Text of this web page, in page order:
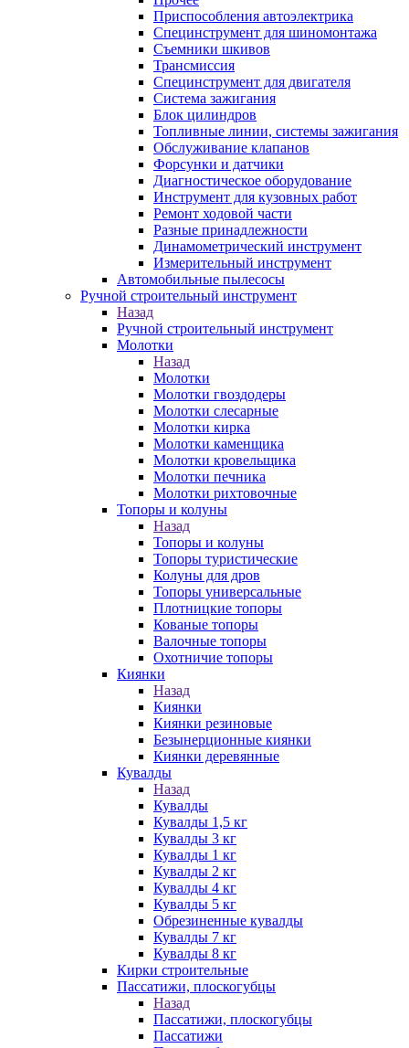
Приспособления автоэлектрика
Специнструмент для шиномонтажа
Съемники шкивов
Трансмиссия
Специнструмент для двигателя
Система зажигания
Блок цилиндров
Топливные линии, системы зажигания
Обслуживание клапанов
Форсунки и датчики
Диагностическое оборудование
Инструмент для кузовных работ
Ремонт ходовой части
Разные принадлежности
Динамометрический инструмент
Измерительный инструмент
Автомобильные пылесосы
Ручной строительный инструмент
Назад
Ручной строительный инструмент
Молотки
Назад
Молотки
Молотки гвоздодеры
Молотки слесарные
Молотки кирка
Молотки каменщика
Молотки кровельщика
Молотки печника
Молотки рихтовочные
Топоры и колуны
Назад
Топоры и колуны
Топоры туристические
Колуны для дров
Топоры универсальные
Плотницкие топоры
Кованые топоры
Валочные топоры
Охотничие топоры
Киянки
Назад
Киянки
Киянки резиновые
Безынерционные киянки
Киянки деревянные
Кувалды
Назад
Кувалды
Кувалды 1,5 кг
Кувалды 3 кг
Кувалды 1 кг
Кувалды 2 кг
Кувалды 4 кг
Кувалды 5 кг
Обрезиненные кувалды
Кувалды 7 кг
Кувалды 8 кг
Кирки строительные
Пассатижи, плоскогубцы
Назад
Пассатижи, плоскогубцы
Пассатижи